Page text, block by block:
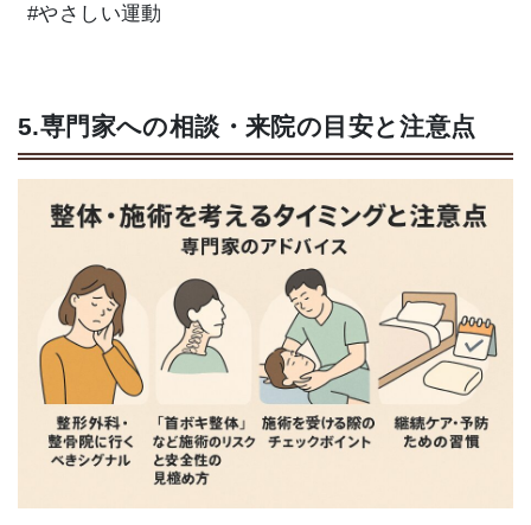
#やさしい運動
5.専門家への相談・来院の目安と注意点